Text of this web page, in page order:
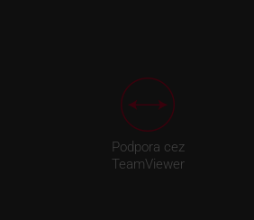
Podpora cez
TeamViewer